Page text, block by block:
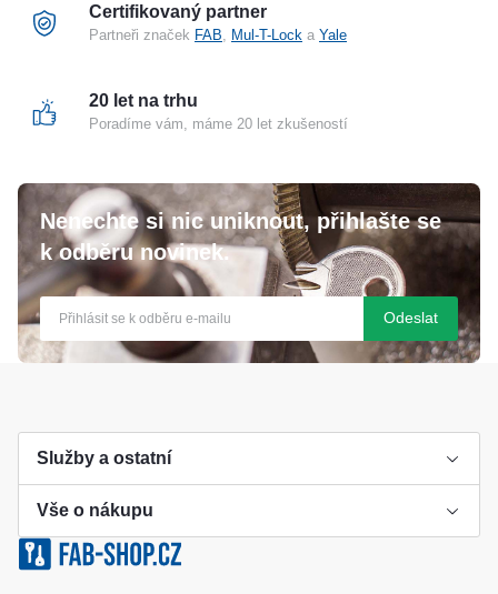
Certifikovaný partner
Partneři značek FAB Mul-T-Lock a Yale
20 let na trhu
Poradíme vám, máme 20 let zkušeností
Nenechte si nic uniknout, přihlašte se
k odběru novinek.
Odeslat
Služby a ostatní
Výroba klíče
Klíčové systémy
Vše o nákupu
Cookies a podmínky používání